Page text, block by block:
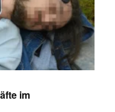
✕
im